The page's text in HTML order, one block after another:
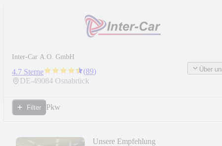
Inter-Car A.O. GmbH
4.7 Sterne (89)
DE-49084 Osnabrück
Über
Filter Pkw
Unsere Empfehlung